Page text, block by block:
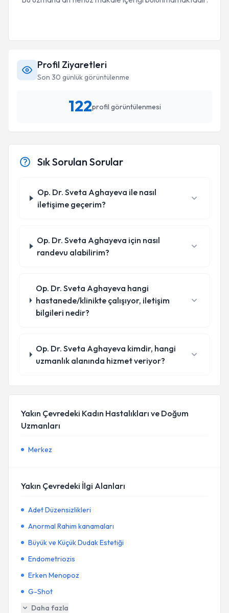
Profil Ziyaretleri
Son 30 günlük görüntülenme
122profil görüntülenmesi
Sık Sorulan Sorular
Op. Dr. Sveta Aghayeva ile nasıl
iletişime geçerim?
Op. Dr. Sveta Aghayeva için nasıl
randevu alabilirim?
Op. Dr. Sveta Aghayeva hangi
hastanede/klinikte çalışıyor, iletişim
bilgileri nedir?
Op. Dr. Sveta Aghayeva kimdir, hangi
uzmanlık alanında hizmet veriyor?
Yakın Çevredeki Kadın Hastalıkları ve Doğum
Uzmanları
Merkez
Yakın Çevredeki İlgi Alanları
Adet Düzensizlikleri
Anormal Rahim kanamaları
Büyük ve Küçük Dudak Estetiği
Endometriozis
Erken Menopoz
G-Shot
Daha fazla